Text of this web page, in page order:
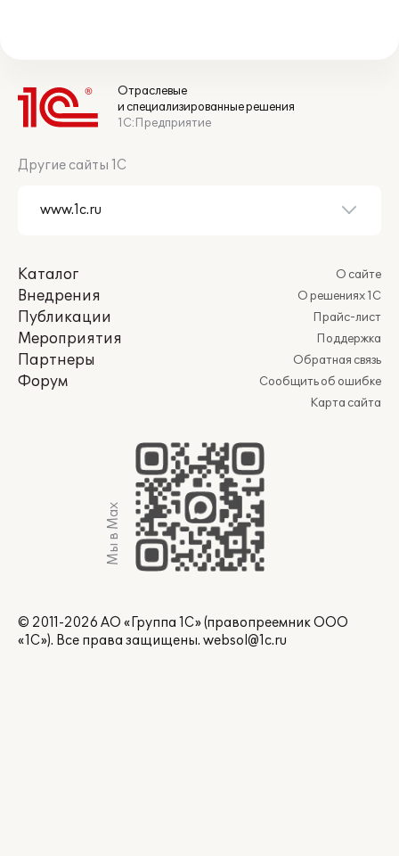
Отраслевые
и специализированные решения
1С:Предприятие
Другие сайты 1С
Каталог
Внедрения
Публикации
Мероприятия
Партнеры
Форум
О сайте
О решениях 1С
Прайс-лист
Поддержка
Обратная связь
Сообщить об ошибке
Карта сайта
Мы в Max
© 2011-2026 АО «Группа 1С» (правопреемник ООО
«1С»). Все права защищены. websol@1c.ru